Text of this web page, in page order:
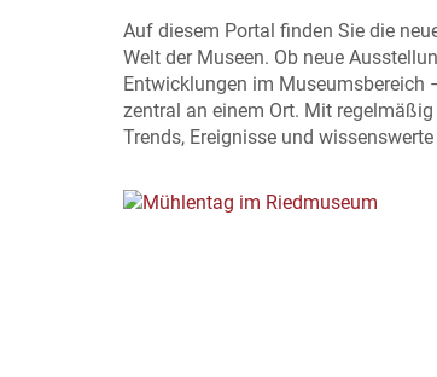
Auf diesem Portal finden Sie die
Welt der Museen. Ob neue
Entwicklungen im Museumsbereich
zentral an einem Ort. Mit
Trends, Ereignisse und